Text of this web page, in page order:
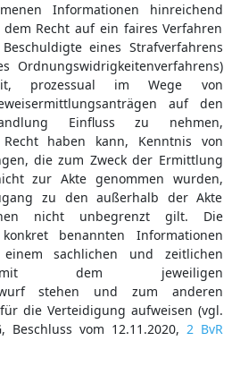
Informationen hinreichend
Recht auf ein faires Verfahren
eines Strafverfahrens
Ordnungswidrigkeitenverfahrens)
prozessual im Wege von
auf den
Einfluss zu nehmen,
haben kann, Kenntnis von
die zum Zweck der Ermittlung
zur Akte genommen wurden,
zu den außerhalb der Akte
nicht unbegrenzt gilt. Die
benannten Informationen
sachlichen und zeitlichen
mit dem jeweiligen
stehen und zum anderen
die Verteidigung aufweisen (vgl.
Beschluss vom 12.11.2020, 2 BvR